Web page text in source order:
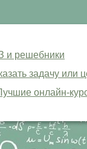
и решебники
задачу или
онлайн-